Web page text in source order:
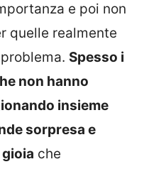
e poi non
quelle realmente
Spesso i
non hanno
insieme
sorpresa e
che